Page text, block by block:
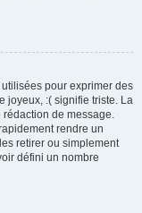
pour exprimer des
joyeux, :( signifie triste. La
rédaction de message.
rendre un
retirer ou simplement
défini un nombre